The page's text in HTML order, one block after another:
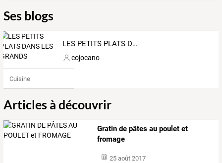
Ses blogs
LES PETITS PLATS DANS LES GRANDS
cojocano
Cuisine
Articles à découvrir
Gratin de pâtes au poulet et
fromage
25 août 2017